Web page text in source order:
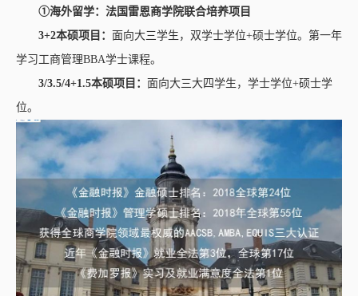
①海外留学：法国雷恩商学院联合培养项目
3+2本硕项目： 面向大三学生，双学士学位+硕士学位。第一年
学习工商管理BBA学士课程。
3/3.5/4+1.5本硕项目： 面向大三大四学生，学士学位+硕士学
位。